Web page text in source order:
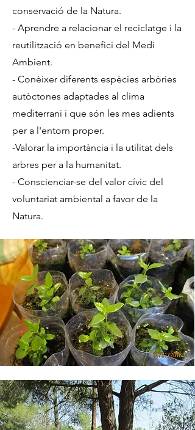
conservació de la Natura.
- Aprendre a relacionar el reciclatge i la
reutilització en benefici del Medi
Ambient.
- Conèixer diferents espècies arbòries
autòctones adaptades al clima
mediterrani i que són les mes adients
per a l'entorn proper.
-Valorar la importància i la utilitat dels
arbres per a la humanitat.
- Conscienciar-se del valor cívic del
voluntariat ambiental a favor de la
Natura.